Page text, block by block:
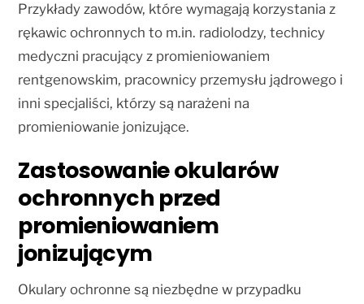
Przykłady zawodów, które wymagają korzystania z
rękawic ochronnych to m.in. radiolodzy, technicy
medyczni pracujący z promieniowaniem
rentgenowskim, pracownicy przemysłu jądrowego i
inni specjaliści, którzy są narażeni na
promieniowanie jonizujące.
Zastosowanie okularów
ochronnych przed
promieniowaniem
jonizującym
Okulary ochronne są niezbędne w przypadku